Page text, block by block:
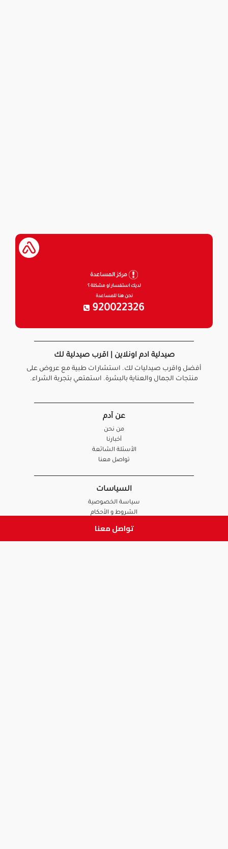
تواصل معنا
مركز المساعدة
لديك استفسار او مشكلة ؟
نحن هنا للمساعدة
920022326
صيدلية ادم اونلاين | اقرب صيدلية لك
أفضل واقرب صيدليات لك. استشارات طبية مع عروض على
منتجات الجمال والعناية بالبشرة. استمتعي بتجربة الشراء.
عن آدم
من نحن
أخبارنا
الأسئلة الشائعة
تواصل معنا
السياسات
سياسة الخصوصية
الشروط و الأحكام